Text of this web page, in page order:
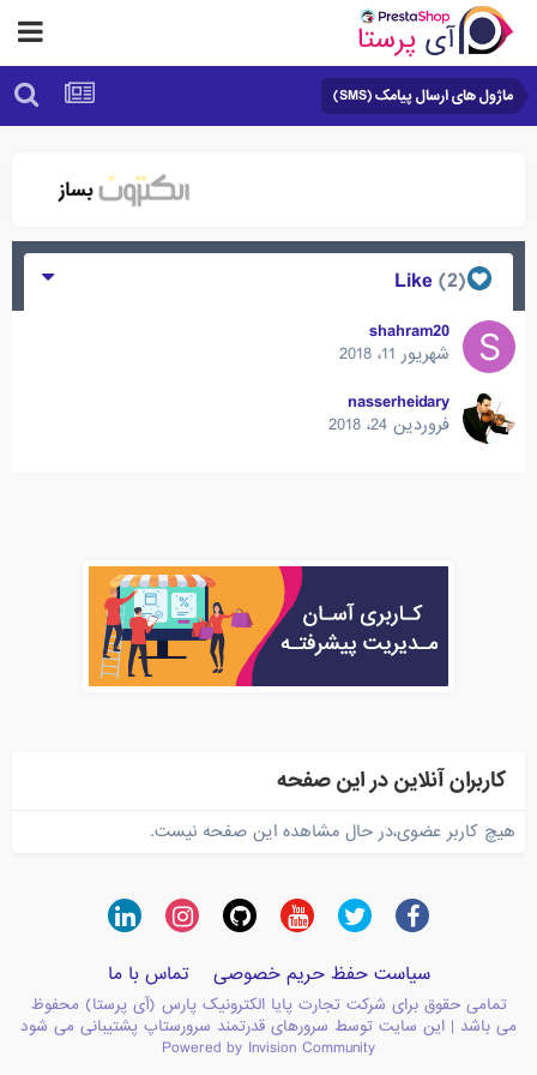
ماژول های ارسال پیامک (SMS)
Like
(2)
shahram20
شهریور 11، 2018
nasserheidary
فروردین 24، 2018
کاربران آنلاین در این صفحه
هیچ کاربر عضوی،در حال مشاهده این صفحه نیست.
سیاست حفظ حریم خصوصی تماس با ما
تمامی حقوق برای شرکت تجارت پایا الکترونیک پارس (آی پرستا) محفوظ
می باشد | این سایت توسط سرورهای قدرتمند سرورستاپ پشتیبانی می شود
Powered by Invision Community